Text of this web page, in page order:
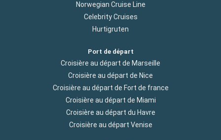
Norwegian Cruise Line
Celebrity Cruises
Hurtigruten
Port de départ
Croisière au départ de Marseille
Croisière au départ de Nice
Croisière au départ de Fort de france
Croisière au départ de Miami
Croisière au départ du Havre
Croisière au départ Venise